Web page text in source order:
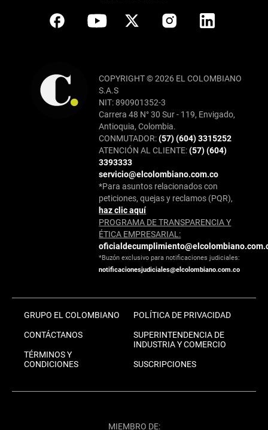
COPYRIGHT © 2026 EL COLOMBIANO
S.A.S
NIT: 890901352-3
Carrera 48 N° 30 Sur - 119, Envigado,
Antioquia, Colombia.
CONMUTADOR:(57) (604) 3315252
ATENCIÓN AL CLIENTE:(57) (604)
3393333
servicio@elcolombiano.com.co
*Para asuntos relacionados con
peticiones, quejas y reclamos (PQR),
haz clic aquí
PROGRAMA DE TRANSPARENCIA Y
ÉTICA EMPRESARIAL:
*Buzón exclusivo para notificaciones judiciales:
notificacionesjudiciales@elcolombiano.com.co
GRUPO EL COLOMBIANO
CONTÁCTANOS
TÉRMINOS Y
CONDICIONES
POLÍTICA DE PRIVACIDAD
SUPERINTENDENCIA DE
INDUSTRIA Y COMERCIO
SUSCRIPCIONES
MIEMBRO DE: